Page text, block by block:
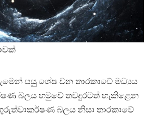
පසු ශේෂ වන තාරකාවේ මධ්‍යය
බලය හමුවේ තවදුරටත් හැකිළෙන
බලය නිසා තාරකාවේ